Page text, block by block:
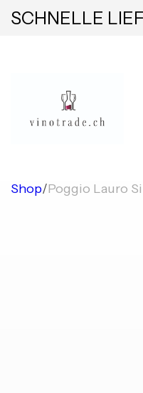
SCHNELLE
Shop/Poggio Lauro